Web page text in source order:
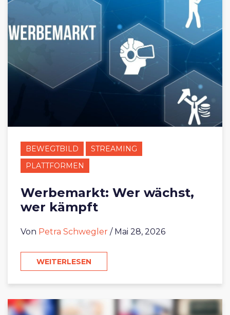
BEWEGTBILD
STREAMING
PLATTFORMEN
Werbemarkt: Wer wächst,
wer kämpft
Von Petra Schwegler / Mai 28, 2026
WEITERLESEN